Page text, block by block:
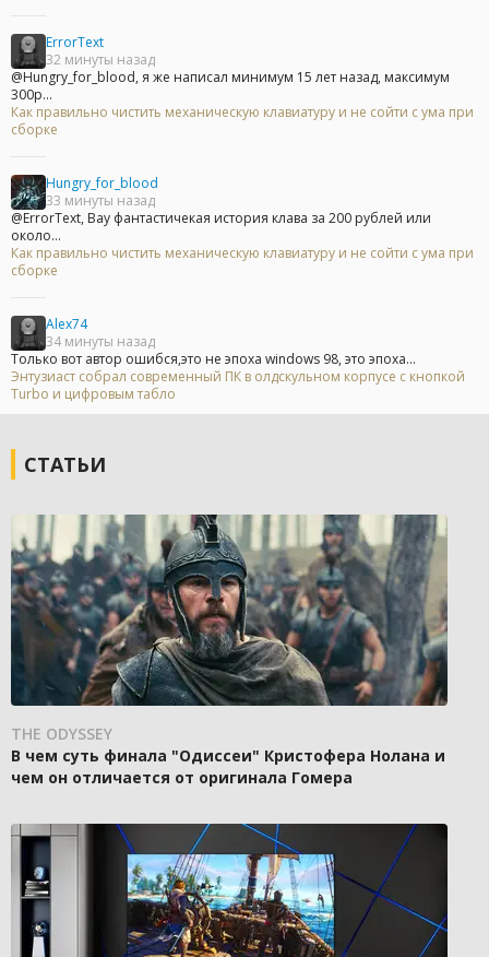
ErrorText
32 минуты назад
@Hungry_for_blood, я же написал минимум 15 лет назад, максимум
300р...
Как правильно чистить механическую клавиатуру и не сойти с ума при
сборке
Hungry_for_blood
33 минуты назад
@ErrorText, Вау фантастичекая история клава за 200 рублей или
около...
Как правильно чистить механическую клавиатуру и не сойти с ума при
сборке
Alex74
34 минуты назад
Только вот автор ошибся,это не эпоха windows 98, это эпоха...
Энтузиаст собрал современный ПК в олдскульном корпусе с кнопкой
Turbo и цифровым табло
СТАТЬИ
THE ODYSSEY
В чем суть финала "Одиссеи" Кристофера Нолана и
чем он отличается от оригинала Гомера